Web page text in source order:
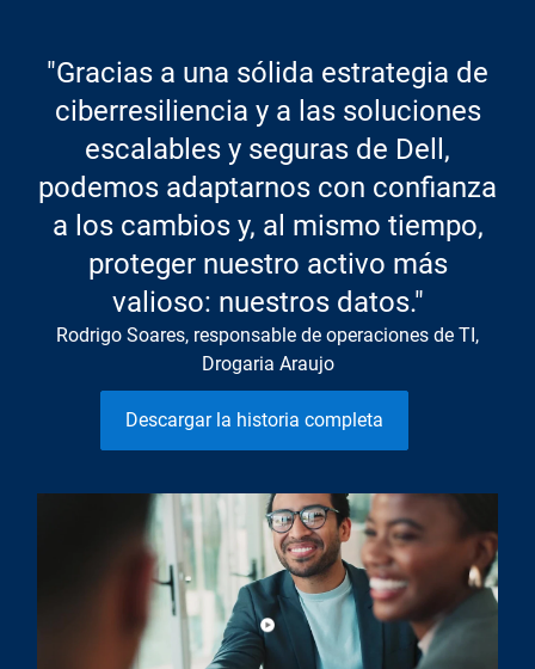
"Gracias a una sólida estrategia de
ciberresiliencia y a las soluciones
escalables y seguras de Dell,
podemos adaptarnos con confianza
a los cambios y, al mismo tiempo,
proteger nuestro activo más
valioso: nuestros datos."
Rodrigo Soares, responsable de operaciones de TI,
Drogaria Araujo
Descargar la historia completa
Reproducir vídeo sobre Vídeo